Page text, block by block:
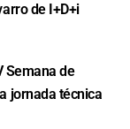
de I+D+i
Semana de
jornada técnica